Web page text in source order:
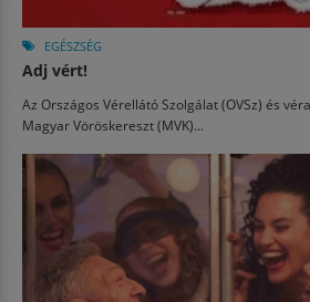
EGÉSZSÉG
Adj vért!
Az Országos Vérellátó Szolgálat (OVSz) és
Magyar Vöröskereszt (MVK)...